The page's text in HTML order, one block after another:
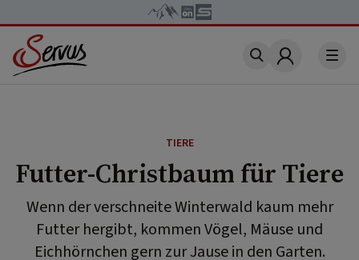
Account
TIERE
Futter-Christbaum für Tiere
Wenn der verschneite Winterwald kaum mehr
Futter hergibt, kommen Vögel, Mäuse und
Eichhörnchen gern zur Jause in den Garten.